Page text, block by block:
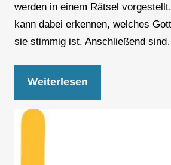
werden in einem Rätsel
kann dabei erkennen, welches
sie stimmig ist. Anschließend
Weiterlesen